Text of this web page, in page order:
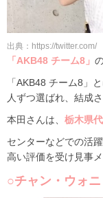
出典：https://twitter.com/
「AKB48 チーム8」
「AKB48 チーム8」
人ずつ選ばれ、結成
本田さんは、 栃木県
センターなどでの活
高い評価を受け見事
○チャン・ウォ